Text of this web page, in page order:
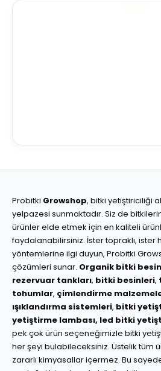
Probitki Growshop, bitki yetiştiriciliği
yelpazesi sunmaktadır. Siz de
ürünler elde etmek için en kaliteli
faydalanabilirsiniz. İster topraklı,
yöntemlerine ilgi duyun, Probitki
çözümleri sunar. Organik bitki
rezervuar tankları, bitki besinleri,
tohumlar, çimlendirme
ışıklandırma sistemleri, bitki
yetiştirme lambası, led bitki
pek çok ürün seçeneğimizle bitki
her şeyi bulabileceksiniz. Üstelik tüm
zararlı kimyasallar içermez. Bu